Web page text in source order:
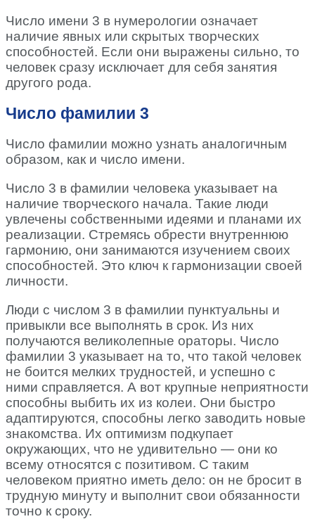
Число имени 3 в нумерологии означает
наличие явных или скрытых творческих
способностей. Если они выражены сильно, то
человек сразу исключает для себя занятия
другого рода.
Число фамилии 3
Число фамилии можно узнать аналогичным
образом, как и число имени.
Число 3 в фамилии человека указывает на
наличие творческого начала. Такие люди
увлечены собственными идеями и планами их
реализации. Стремясь обрести внутреннюю
гармонию, они занимаются изучением своих
способностей. Это ключ к гармонизации своей
личности.
Люди с числом 3 в фамилии пунктуальны и
привыкли все выполнять в срок. Из них
получаются великолепные ораторы. Число
фамилии 3 указывает на то, что такой человек
не боится мелких трудностей, и успешно с
ними справляется. А вот крупные неприятности
способны выбить их из колеи. Они быстро
адаптируются, способны легко заводить новые
знакомства. Их оптимизм подкупает
окружающих, что не удивительно — они ко
всему относятся с позитивом. С таким
человеком приятно иметь дело: он не бросит в
трудную минуту и выполнит свои обязанности
точно к сроку.